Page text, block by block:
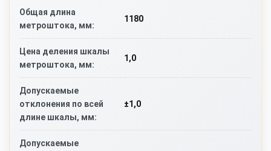
Общая длина
метроштока, мм:
1180
Цена деления шкалы
метроштока, мм:
1,0
Допускаемые
отклонения по всей
длине шкалы, мм:
±1,0
Допускаемые